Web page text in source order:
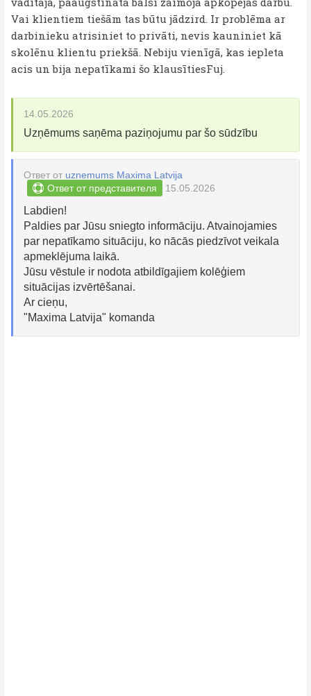
Vai klientiem tiešām tas būtu jādzird. Ir problēma ar
darbinieku atrisiniet to privāti, nevis kauniniet kā
skolēnu klientu priekšā. Nebiju vienīgā, kas iepleta
acis un bija nepatīkami šo klausītiesFuj.
14.05.2026
Uzņēmums saņēma paziņojumu par šo sūdzību
Ответ от uznemums Maxima Latvija
Ответ от представителя
15.05.2026
Labdien!
Paldies par Jūsu sniegto informāciju. Atvainojamies
par nepatīkamo situāciju, ko nācās piedzīvot veikala
apmeklējuma laikā.
Jūsu vēstule ir nodota atbildīgajiem kolēģiem
situācijas izvērtēšanai.
Ar cieņu,
"Maxima Latvija" komanda